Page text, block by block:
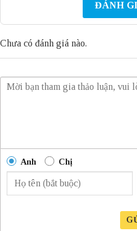
ĐÁNH
Chưa có đánh giá nào.
Anh Chị